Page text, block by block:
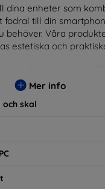
enheter som
till din
Våra
estetiska och
dem till en
här för dig.
Mer info
skal